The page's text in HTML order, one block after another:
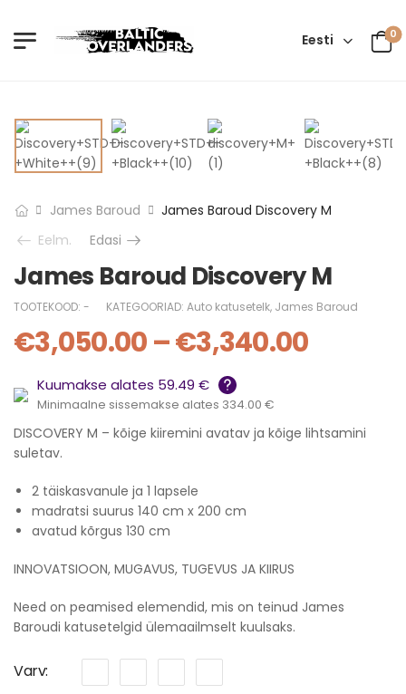
Eesti 0
James Baroud
James Baroud Discovery M
Eelm.
Edasi
James Baroud Discovery M
TOOTEKOOD: - KATEGOORIAD: Auto katusetelk, James Baroud
€3,050.00–€3,340.00
Kuumakse alates 59.49 €
Minimaalne sissemakse alates 334.00 €
DISCOVERY M – kõige kiiremini avatav ja kõige lihtsamini
suletav.
2 täiskasvanule ja 1 lapsele
madratsi suurus 140 cm x 200 cm
avatud kõrgus 130 cm
INNOVATSIOON, MUGAVUS, TUGEVUS JA KIIRUS
Need on peamised elemendid, mis on teinud James
Baroudi katusetelgid ülemaailmselt kuulsaks.
Varv